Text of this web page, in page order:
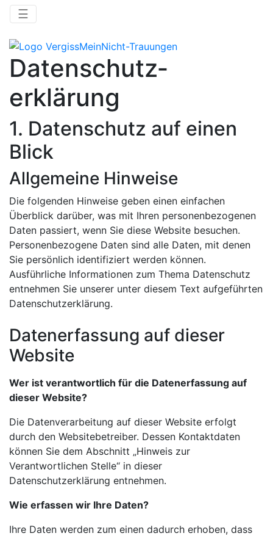
☰
Datenschutz­
erklärung
1. Datenschutz auf einen
Blick
Allgemeine Hinweise
Die folgenden Hinweise geben einen einfachen
Überblick darüber, was mit Ihren personenbezogenen
Daten passiert, wenn Sie diese Website besuchen.
Personenbezogene Daten sind alle Daten, mit denen
Sie persönlich identifiziert werden können.
Ausführliche Informationen zum Thema Datenschutz
entnehmen Sie unserer unter diesem Text aufgeführten
Datenschutzerklärung.
Datenerfassung auf dieser
Website
Wer ist verantwortlich für die Datenerfassung auf
dieser Website?
Die Datenverarbeitung auf dieser Website erfolgt
durch den Websitebetreiber. Dessen Kontaktdaten
können Sie dem Abschnitt „Hinweis zur
Verantwortlichen Stelle“ in dieser
Datenschutzerklärung entnehmen.
Wie erfassen wir Ihre Daten?
Ihre Daten werden zum einen dadurch erhoben, dass